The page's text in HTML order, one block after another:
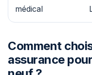
médical
Comment
assurance